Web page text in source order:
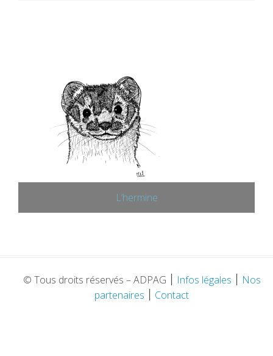
L’hermine
© Tous droits réservés – ADPAG Infos légales
Nos
partenaires
Contact